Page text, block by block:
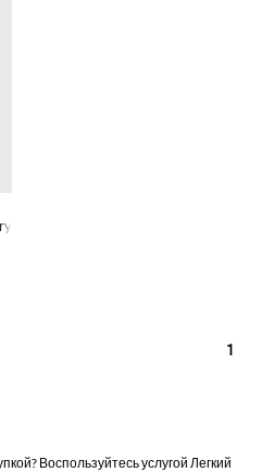
из ацетата
1
Воспользуйтесь услугой Легкий